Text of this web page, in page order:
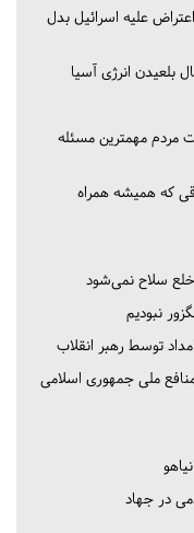
علیه اسرائیل بدل
بلعیدن انرژی آسیا
مردم مهمترین مسئله
که همیشه همراه
خلع سلاح نمی‌شود
نبودیم
توسط رهبر انقلاب
ملی جمهوری اسلامی
در جهاد